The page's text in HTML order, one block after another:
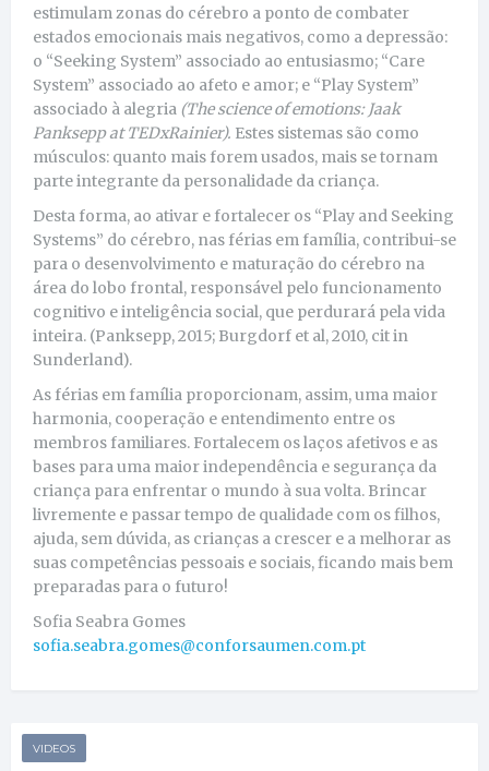
estimulam zonas do cérebro a ponto de combater
estados emocionais mais negativos, como a depressão:
o “Seeking System” associado ao entusiasmo; “Care
System” associado ao afeto e amor; e “Play System”
associado à alegria (The science of emotions: Jaak
Panksepp at TEDxRainier). Estes sistemas são como
músculos: quanto mais forem usados, mais se tornam
parte integrante da personalidade da criança.
Desta forma, ao ativar e fortalecer os “Play and Seeking
Systems” do cérebro, nas férias em família, contribui-se
para o desenvolvimento e maturação do cérebro na
área do lobo frontal, responsável pelo funcionamento
cognitivo e inteligência social, que perdurará pela vida
inteira. (Panksepp, 2015; Burgdorf et al, 2010, cit in
Sunderland).
As férias em família proporcionam, assim, uma maior
harmonia, cooperação e entendimento entre os
membros familiares. Fortalecem os laços afetivos e as
bases para uma maior independência e segurança da
criança para enfrentar o mundo à sua volta. Brincar
livremente e passar tempo de qualidade com os filhos,
ajuda, sem dúvida, as crianças a crescer e a melhorar as
suas competências pessoais e sociais,ficando mais bem
preparadas para o futuro!
Sofia Seabra Gomes
sofia.seabra.gomes@conforsaumen.com.pt
VIDEOS